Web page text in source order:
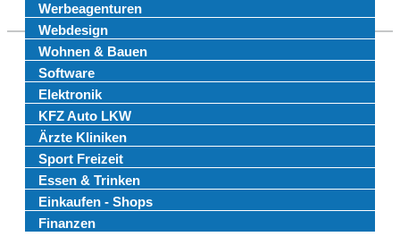
Werbeagenturen
Webdesign
Wohnen & Bauen
Software
Elektronik
KFZ Auto LKW
Ärzte Kliniken
Sport Freizeit
Essen & Trinken
Einkaufen - Shops
Finanzen